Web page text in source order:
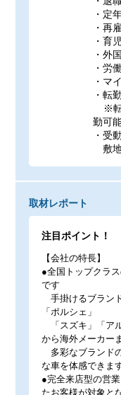
・定
・再
・育
・外
・労
・マ
・転
※転
勤可
・受
敷地
取材レポート
注目ポイント！
【会社の特長】
●全国トップクラ
です
手掛けるブラン
「ポルシェ」
「スズキ」「ア
から海外メーカー
多彩なブランド
な車を体感できま
●完全来店型の営
たお客様が対象と